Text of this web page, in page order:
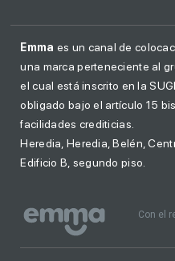
Emma es un canal de
una marca perteneciente al
el cual está inscrito en la
obligado bajo el artículo 15
facilidades crediticias.
Heredia, Heredia, Belén,
Edificio B, segundo piso.
Con el